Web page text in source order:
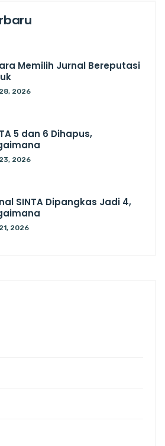
Memilih Jurnal Bereputasi
2026
5 dan 6 Dihapus,
2026
SINTA Dipangkas Jadi 4,
2026